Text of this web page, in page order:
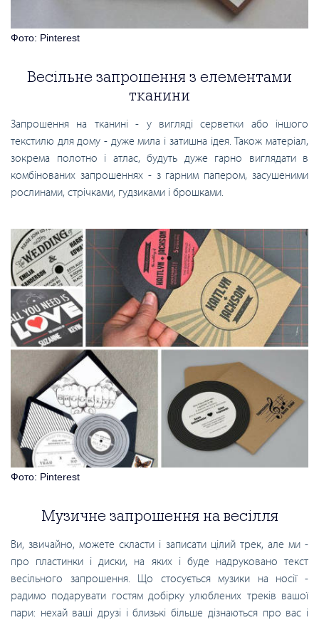
Фото: Pinterest
Весільне запрошення з елементами
тканини
Запрошення на тканині - у вигляді серветки або іншого
текстилю для дому - дуже мила і затишна ідея. Також матеріал,
зокрема полотно і атлас, будуть дуже гарно виглядати в
комбінованих запрошеннях - з гарним папером, засушеними
рослинами, стрічками, гудзиками і брошками.
Фото: Pinterest
Музичне запрошення на весілля
Ви, звичайно, можете скласти і записати цілий трек, але ми -
про пластинки і диски, на яких і буде надруковано текст
весільного запрошення. Що стосується музики на носії -
радимо подарувати гостям добірку улюблених треків вашої
пари: нехай ваші друзі і близькі більше дізнаються про вас і